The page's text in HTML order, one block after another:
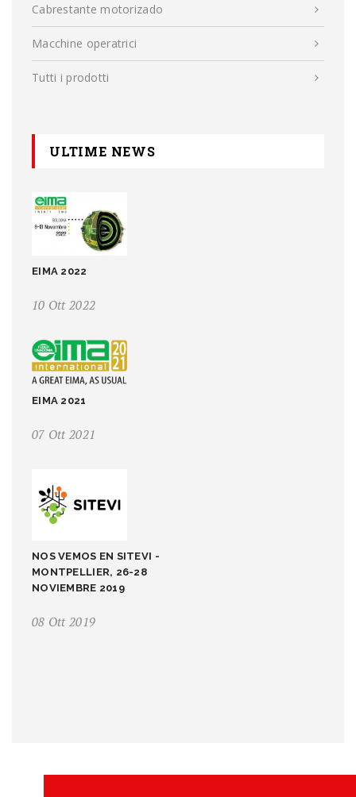
Cabrestante motorizado
Macchine operatrici
Tutti i prodotti
ULTIME NEWS
EIMA 2022
10 Ott 2022
EIMA 2021
07 Ott 2021
NOS VEMOS EN SITEVI -
MONTPELLIER, 26-28
NOVIEMBRE 2019
08 Ott 2019